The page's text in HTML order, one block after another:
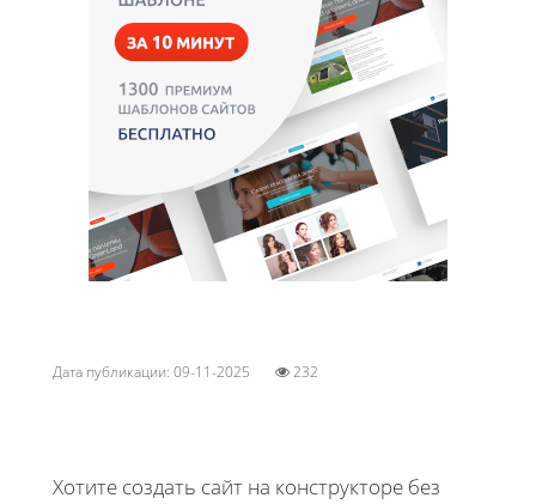
Дата публикации: 09-11-2025 232
Хотите создать сайт на конструкторе без